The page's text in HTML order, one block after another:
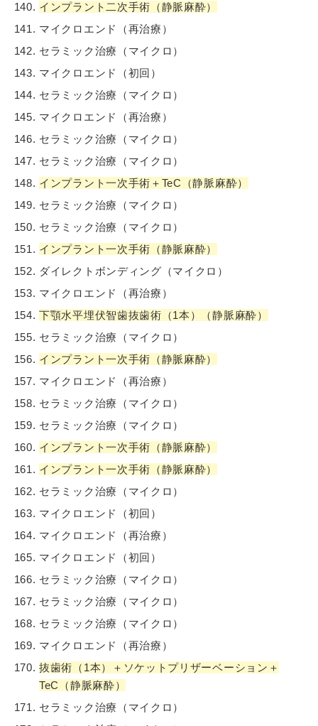
インプラント二次手術（静脈麻酔）
マイクロエンド（再治療）
セラミック治療（マイクロ）
マイクロエンド（初回）
セラミック治療（マイクロ）
マイクロエンド（再治療）
セラミック治療（マイクロ）
セラミック治療（マイクロ）
インプラント一次手術＋TeC（静脈麻酔）
セラミック治療（マイクロ）
セラミック治療（マイクロ）
インプラント一次手術（静脈麻酔）
ダイレクトボンディング（マイクロ）
マイクロエンド（再治療）
下顎水平埋伏智歯抜歯術（1本）（静脈麻酔）
セラミック治療（マイクロ）
インプラント一次手術（静脈麻酔）
マイクロエンド（再治療）
セラミック治療（マイクロ）
セラミック治療（マイクロ）
インプラント一次手術（静脈麻酔）
インプラント一次手術（静脈麻酔）
セラミック治療（マイクロ）
マイクロエンド（初回）
マイクロエンド（再治療）
マイクロエンド（初回）
セラミック治療（マイクロ）
セラミック治療（マイクロ）
セラミック治療（マイクロ）
マイクロエンド（再治療）
抜歯術（1本）＋ソケットプリザーベーション＋
TeC（静脈麻酔）
セラミック治療（マイクロ）